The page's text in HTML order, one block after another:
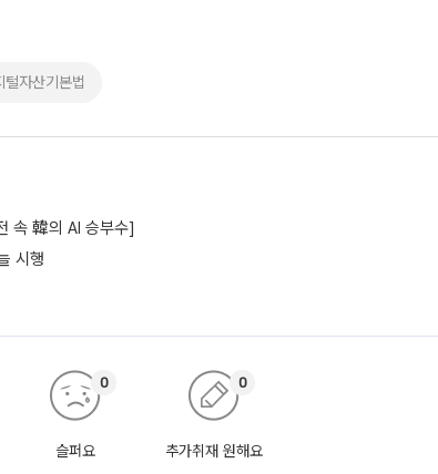
털자산기본법
속 韓의 AI 승부수]
시행
슬퍼요
0
추가취재 원해요
0